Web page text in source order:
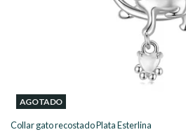
AGOTADO
Collar gato recostado Plata Esterlina